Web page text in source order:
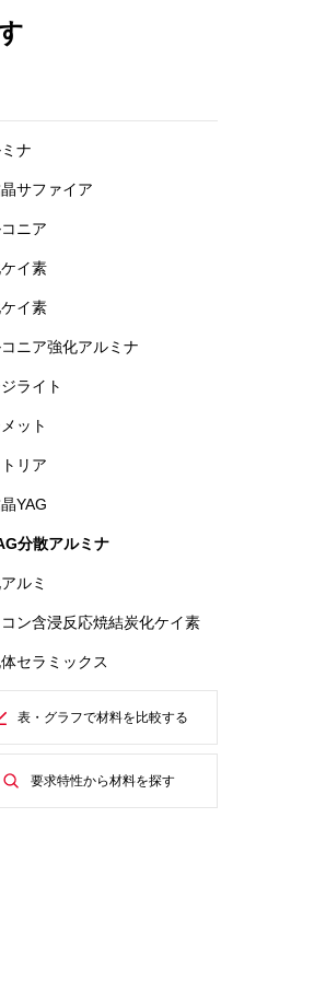
ナ
サファイア
ニア
イ素
イ素
ニア強化アルミナ
ライト
ット
リア
YAG
分散アルミナ
ルミ
ン含浸反応焼結炭化ケイ素
セラミックス
表・グラフで材料を比較する
要求特性から材料を探す